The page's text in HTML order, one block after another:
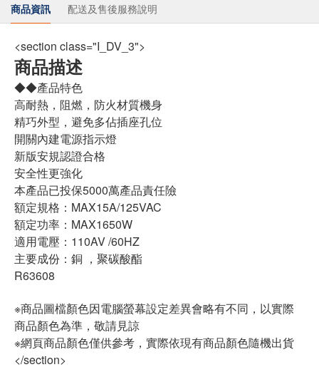
商品資訊 配送及售後服務說明
<section class="I_DV_3">
商品描述
◆◆產品特色
高耐熱，阻燃，防火材質機身
精巧外型，避免多佔插座孔位
開關內建電源指示燈
新版安規認證合格
安全性更強化
本產品已投保5000萬產品責任險
額定規格：MAX15A/125VAC
額定功率：MAX1650W
適用電壓：110AV /60HZ
主要成份：銅 ，聚碳酸酯
R63608
※商品圖檔顏色因電腦螢幕設定差異會略有不同，以實際
商品顏色為準，敬請見諒
※網頁商品顏色僅供參考，實際依現有商品顏色隨機出貨
</section>